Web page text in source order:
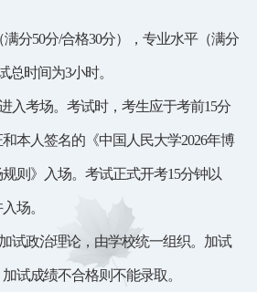
满分50分/合格30分），专业水平（满分
总时间为3小时。
入考场。考试时，考生应于考前15分
本人签名的《中国人民大学2026年博
则》入场。考试正式开考15分钟以
场。
试政治理论，由学校统一组织。加试
试成绩不合格则不能录取。